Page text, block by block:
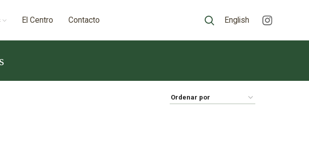
El Centro Contacto English